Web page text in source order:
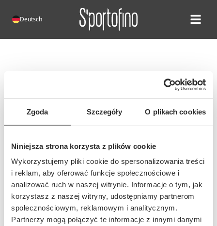
Zgoda Szczegóły O plikach cookies
Niniejsza strona korzysta z plików cookie
Wykorzystujemy pliki cookie do spersonalizowania treści
i reklam, aby oferować funkcje społecznościowe i
analizować ruch w naszej witrynie. Informacje o tym, jak
korzystasz z naszej witryny, udostępniamy partnerom
społecznościowym, reklamowym i analitycznym.
Partnerzy mogą połączyć te informacje z innymi danymi
Deutsch Open
Leider existiert diese Seite nicht.
Die Adresse dieser Seite hat sich
möglicherweise geändert oder die